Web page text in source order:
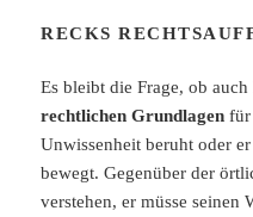
RECKS
Es bleibt die Frage, ob
rechtlichen Grundlagen für
Unwissenheit beruht oder
bewegt. Gegenüber der
verstehen, er müsse seinen